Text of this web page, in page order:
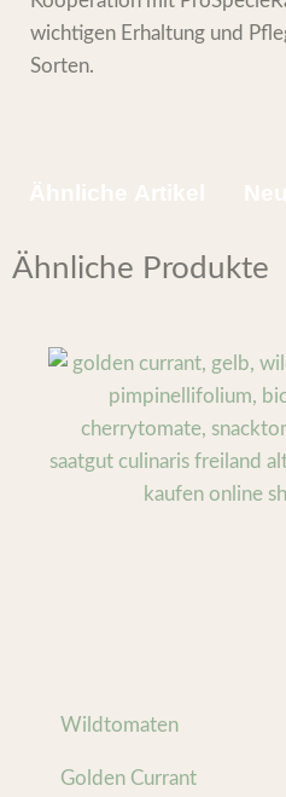
wichtigen Erhaltung und
Sorten.
Ähnliche Produkte
Wildtomaten
Golden Currant